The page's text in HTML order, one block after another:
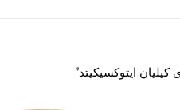
ایتوکسیکیتد”